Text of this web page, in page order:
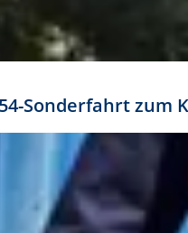
Sonderfahrt